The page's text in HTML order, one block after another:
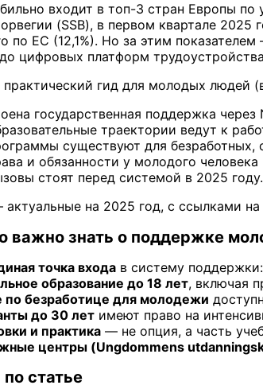
входит в топ-3 стран Европы
(SSB), в первом квартале
по ЕС (12,1%). Но за этим
цифровых платформ
гид для молодых людей
государственная поддержка
траектории ведут к
существуют для безработных,
и обязанности у молодого
стоят перед системой в 2025 году.
на 2025 год, с ссылками
важно знать о поддержке
точка входа в систему
образование до 18 лет, включая
по безработице для молодежи
до 30 лет имеют право на
и практика — не опция, а часть
центры (Ungdommens
статье